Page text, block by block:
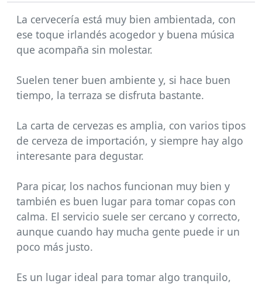
La cervecería está muy bien ambientada, con
ese toque irlandés acogedor y buena música
que acompaña sin molestar.
Suelen tener buen ambiente y, si hace buen
tiempo, la terraza se disfruta bastante.
La carta de cervezas es amplia, con varios tipos
de cerveza de importación, y siempre hay algo
interesante para degustar.
Para picar, los nachos funcionan muy bien y
también es buen lugar para tomar copas con
calma. El servicio suele ser cercano y correcto,
aunque cuando hay mucha gente puede ir un
poco más justo.
Es un lugar ideal para tomar algo tranquilo,